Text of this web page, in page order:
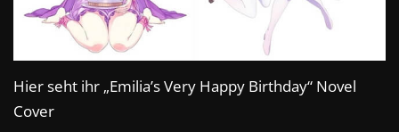
Hier seht ihr „Emilia’s Very Happy Birthday“ Novel
Cover